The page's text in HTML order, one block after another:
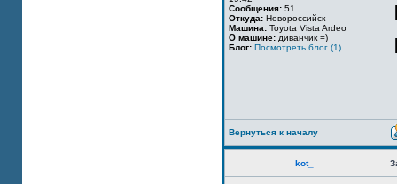
Сообщения: 51
Откуда: Новороссийск
Машина: Toyota Vista Ardeo
О машине: диванчик =)
Блог: Посмотреть блог (1)
Вернуться к началу
kot_